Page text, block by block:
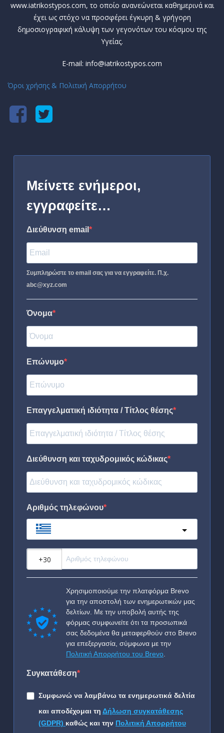
www.iatrikostypos.com, το οποίο ανανεώνεται καθημερινά και
έχει ως στόχο να προσφέρει έγκυρη & γρήγορη
δημοσιογραφική κάλυψη των γεγονότων του κόσμου της
Υγείας.
E-mail: info@iatrikostypos.com
Όροι χρήσης & Πολιτική Απορρήτου
Μείνετε ενήμεροι,
εγγραφείτε…
Διεύθυνση email
Συμπληρώστε το email σας για να εγγραφείτε. Π.χ.
abc@xyz.com
Όνομα
Επώνυμο
Επαγγελματική ιδιότητα / Τίτλος θέσης
Διεύθυνση και ταχυδρομικός κώδικας
Αριθμός τηλεφώνου
Χρησιμοποιούμε την πλατφόρμα Brevo
για την αποστολή των ενημερωτικών μας
δελτίων. Με την υποβολή αυτής της
φόρμας συμφωνείτε ότι τα προσωπικά
σας δεδομένα θα μεταφερθούν στο Brevo
για επεξεργασία, σύμφωνα με την
Πολιτική Απορρήτου του Brevo
Συγκατάθεση
Συμφωνώ να λαμβάνω τα ενημερωτικά δελτία
και αποδέχομαι τη Δήλωση συγκατάθεσης
(GDPR) καθώς και την Πολιτική Απορρήτου